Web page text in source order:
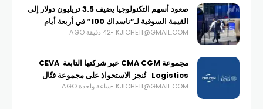
صعود أسهم التكنولوجيا يضيف 3.5 تريليون دولار إلى
القيمة السوقية لـ”ناسداك 100″ في أربعة أيام
KJICHE11@GMAIL.COM 42 دقيقة AGO
مجموعة CMA CGM عبر شركتها التابعة CEVA
Logistics تُنجز الاستحواذ على مجموعة فتّال
KJICHE11@GMAIL.COM ساعة واحدة AGO